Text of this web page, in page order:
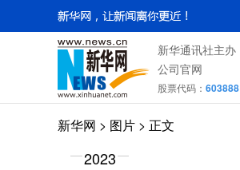
新华通讯社主办
公司官网
股票代码： 603888
新华网 > 图片 > 正文
2023